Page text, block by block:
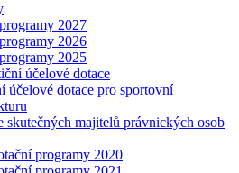
2027
2026
2025
účelové dotace
účelové dotace pro sportovní
skutečných majitelů právnických osob
programy 2020